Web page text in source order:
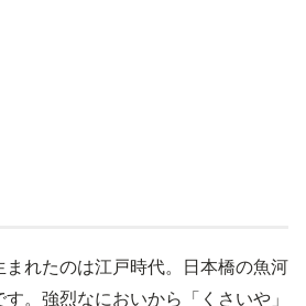
まれたのは江戸時代。日本橋の魚河
。強烈なにおいから「くさいや」